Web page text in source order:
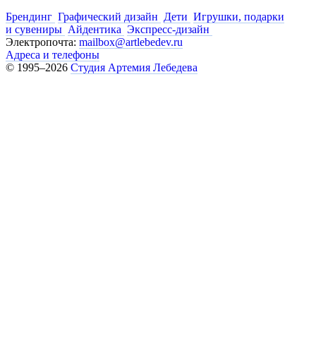
Брендинг Графический дизайн Дети Игрушки, подарки
и сувениры Айдентика Экспресс-дизайн
Электропочта: mailbox@artlebedev.ru
Адреса и телефоны
© 1995–2026 Студия Артемия Лебедева